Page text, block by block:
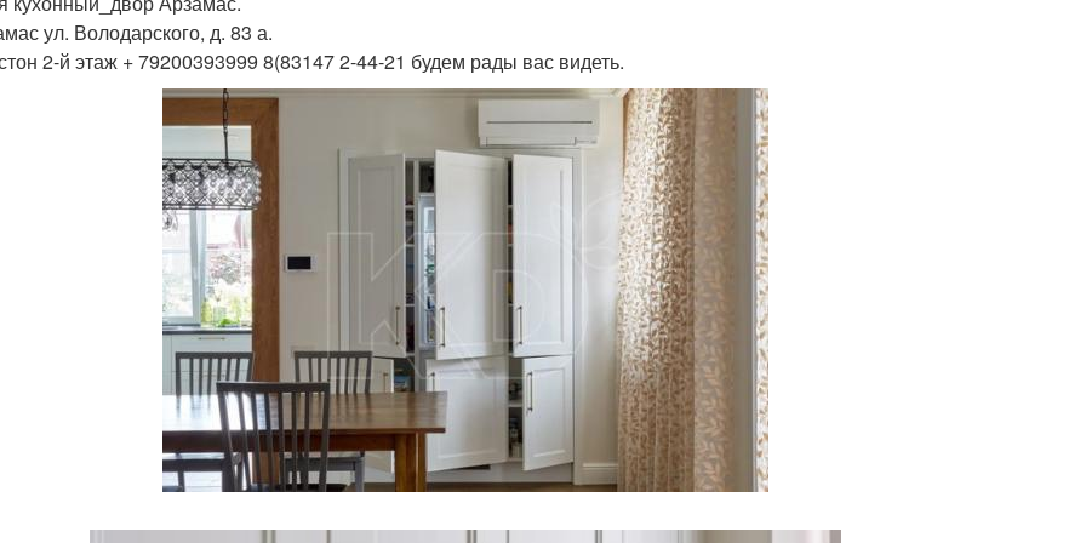
ул. Володарского, д. 83 а.
2-й этаж + 79200393999 8(83147 2-44-21 будем рады вас видеть.